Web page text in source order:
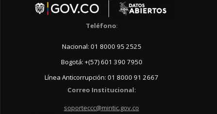
Teléfono:
Nacional: 01 8000 95 2525
Bogotá: +(57) 601 390 7950
Línea Anticorrupción: 01 8000 91 2667
Correo Institucional:
soporteccc@mintic.gov.co